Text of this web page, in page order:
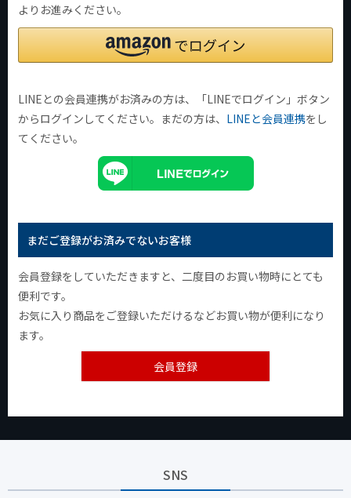
よりお進みください。
LINEとの会員連携がお済みの方は、「LINEでログイン」ボタン
からログインしてください。まだの方は、 LINEと会員連携をし
てください。
まだご登録がお済みでないお客様
会員登録をしていただきますと、二度目のお買い物時にとても
便利です。
お気に入り商品をご登録いただけるなどお買い物が便利になり
ます。
会員登録
SNS